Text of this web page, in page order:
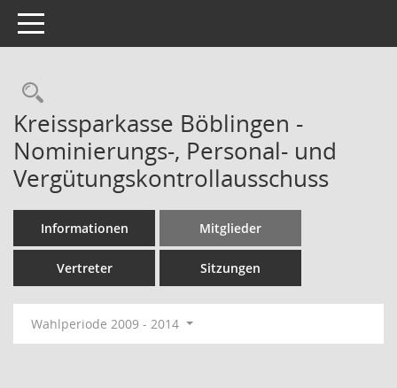
Toggle navigation
Rechercheauswahl
Kreissparkasse Böblingen -
Nominierungs-, Personal- und
Vergütungskontrollausschuss
Informationen Mitglieder
Vertreter Sitzungen
Wahlperiode 2009 - 2014